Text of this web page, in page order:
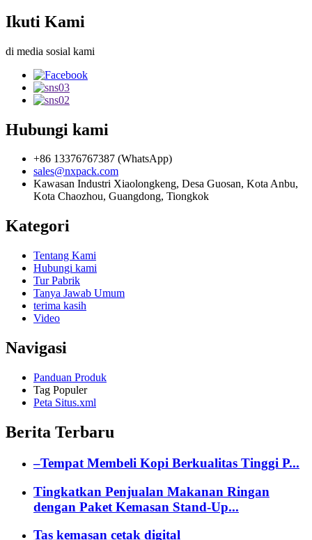
Ikuti Kami
di media sosial kami
Hubungi kami
+86 13376767387 (WhatsApp)
sales@nxpack.com
Kawasan Industri Xiaolongkeng, Desa Guosan, Kota Anbu,
Kota Chaozhou, Guangdong, Tiongkok
Kategori
Tentang Kami
Hubungi kami
Tur Pabrik
Tanya Jawab Umum
terima kasih
Video
Navigasi
Panduan Produk
Tag Populer
Peta Situs.xml
Berita Terbaru
–Tempat Membeli Kopi Berkualitas Tinggi P...
Tingkatkan Penjualan Makanan Ringan
dengan Paket Kemasan Stand-Up...
Tas kemasan cetak digital